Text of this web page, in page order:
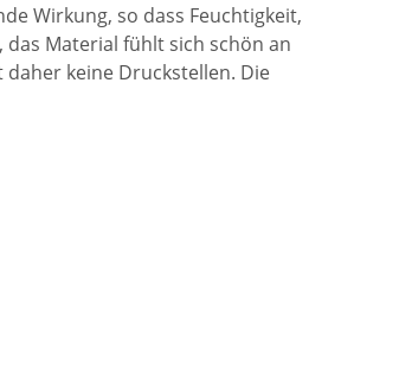
Wirkung, so dass Feuchtigkeit,
Material fühlt sich schön an
keine Druckstellen. Die